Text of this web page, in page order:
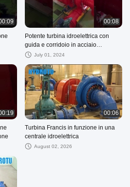
00:08
Potente turbina idroelettrica con
guida e corridoio in acciaio
inossidabile
July 01, 2024
00:06
Turbina Francis in funzione in una
centrale idroelettrica
August 02, 2026